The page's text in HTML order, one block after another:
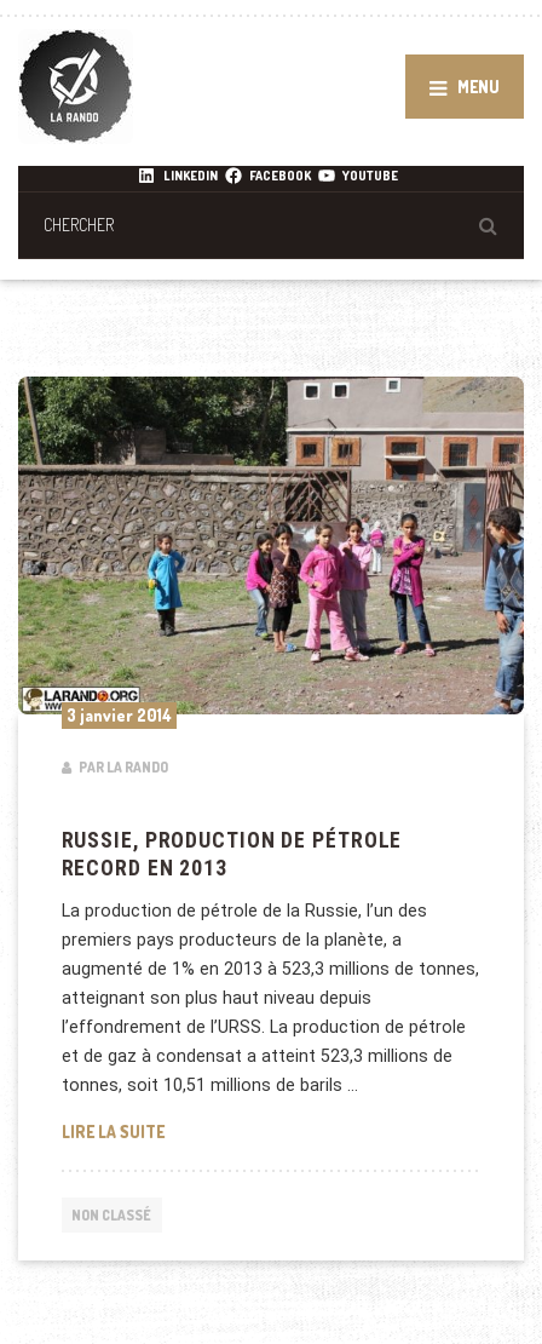
MENU
LINKEDIN FACEBOOK YOUTUBE
3 janvier 2014
PAR LA RANDO
RUSSIE, PRODUCTION DE PÉTROLE
RECORD EN 2013
La production de pétrole de la Russie, l’un des
premiers pays producteurs de la planète, a
augmenté de 1% en 2013 à 523,3 millions de tonnes,
atteignant son plus haut niveau depuis
l’effondrement de l’URSS. La production de pétrole
et de gaz à condensat a atteint 523,3 millions de
tonnes, soit 10,51 millions de barils …
LIRE LA SUITERUSSIE, PRODUCTION DE PÉTROLE RECORD EN
NON CLASSÉ